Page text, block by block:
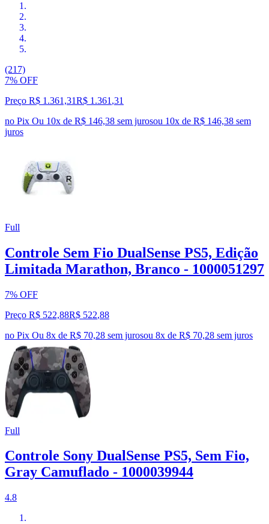
(217)
7% OFF
Preço R$ 1.361,31R$ 1.361 ,31
no Pix Ou 10x de R$ 146,38 sem jurosou 10x de R$ 146,38 sem
juros
Full
Controle Sem Fio DualSense PS5, Edição
Limitada Marathon, Branco - 1000051297
7% OFF
Preço R$ 522,88R$ 522,88
no Pix Ou 8x de R$ 70,28 sem jurosou 8x de R$ 70,28 sem juros
Full
Controle Sony DualSense PS5, Sem Fio,
Gray Camuflado - 1000039944
4.8